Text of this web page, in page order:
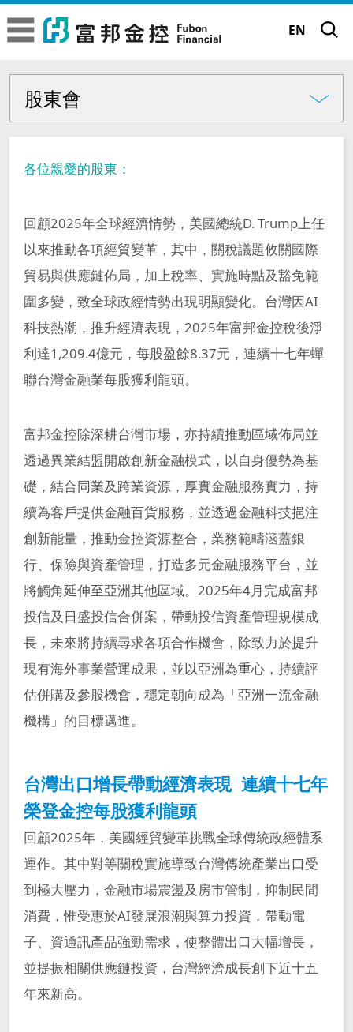
富邦金控
富邦金控
關於富邦金控
富邦金控簡介
專業殊榮
大事記
富邦集團簡介
企業標誌
正向力量 成就可能
Run for Green®
2025富邦金控營運報告
永續願景工程
永續願景工程
董事長的話
數位
激勵
影響
重大主題鑑別
永續績效與獲獎
年度績效成果
永續行動實踐
最新 ESG 消息
永續報告書下載
報告書下載
其他 ESG 資料
利害關係人溝通
重大性議題分析
利害關係人溝通管道
公司治理
公司治理現況
公司治理架構
致股東報告書
法定揭露事項
董事會
董事會成員
董事會重要決議
董事會 (含功能性委員會) 績效評估
董事會出席情形
功能性委員會
公司重要章則
獨立董事信箱
申訴信箱
公司治理相關文件
公司治理運作情形
誠信經營運作情形
獨立董事與稽核主管及會計師溝通情形
新聞中心
人才招募
焦點職缺與查詢
薪酬福利
甄選常見問題
與我們聯繫
創新科技
投資人關係
據點查詢
金控成員
越南富邦人壽
富邦現代人壽
台北富邦銀行
大陸富邦財險
越南富邦產險
富邦證券
富邦金控創投
富邦投信
富邦基金(香港)
富邦期貨
富邦投顧
富邦科技保代
EN
公司治理 股東會 致股東報告書
股東會
公司治理現況
公司治理架構
股東會
法定揭露事項
股東會資訊
董事會
董事會成員
獨立董事選任資訊
董事會重要決議
董事進修
功能性委員會
內部稽核組織及運作
申訴信箱
智慧財產管理計畫及執行情況
線上文件
公司治理運作情形
誠信經營運作情形
風險管理組織及運作
獨立董事與稽核主管及會計師溝通情形
各位親愛的股東：
回顧2025年全球經濟情勢，美國總統D. Trump上任
以來推動各項經貿變革，其中，關稅議題攸關國際
貿易與供應鏈佈局，加上稅率、實施時點及豁免範
圍多變，致全球政經情勢出現明顯變化。台灣因AI
科技熱潮，推升經濟表現，2025年富邦金控稅後淨
利達1,209.4億元，每股盈餘8.37元，連續十七年蟬
聯台灣金融業每股獲利龍頭。
富邦金控除深耕台灣市場，亦持續推動區域佈局並
透過異業結盟開啟創新金融模式，以自身優勢為基
礎，結合同業及跨業資源，厚實金融服務實力，持
續為客戶提供金融百貨服務，並透過金融科技挹注
創新能量，推動金控資源整合，業務範疇涵蓋銀
行、保險與資產管理，打造多元金融服務平台，並
將觸角延伸至亞洲其他區域。2025年4月完成富邦
投信及日盛投信合併案，帶動投信資產管理規模成
長，未來將持續尋求各項合作機會，除致力於提升
現有海外事業營運成果，並以亞洲為重心，持續評
估併購及參股機會，穩定朝向成為「亞洲一流金融
機構」的目標邁進。
台灣出口增長帶動經濟表現 連續十七年
榮登金控每股獲利龍頭
回顧2025年，美國經貿變革挑戰全球傳統政經體系
運作。其中對等關稅實施導致台灣傳統產業出口受
到極大壓力，金融市場震盪及房市管制，抑制民間
消費，惟受惠於AI發展浪潮與算力投資，帶動電
子、資通訊產品強勁需求，使整體出口大幅增長，
並提振相關供應鏈投資，台灣經濟成長創下近十五
年來新高。